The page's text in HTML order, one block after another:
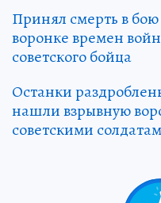
Принял смерть в
воронке времен
советского бойца
Останки
нашли взрывную
советскими